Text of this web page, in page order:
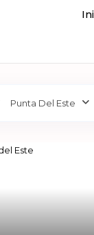
Punta Del Este